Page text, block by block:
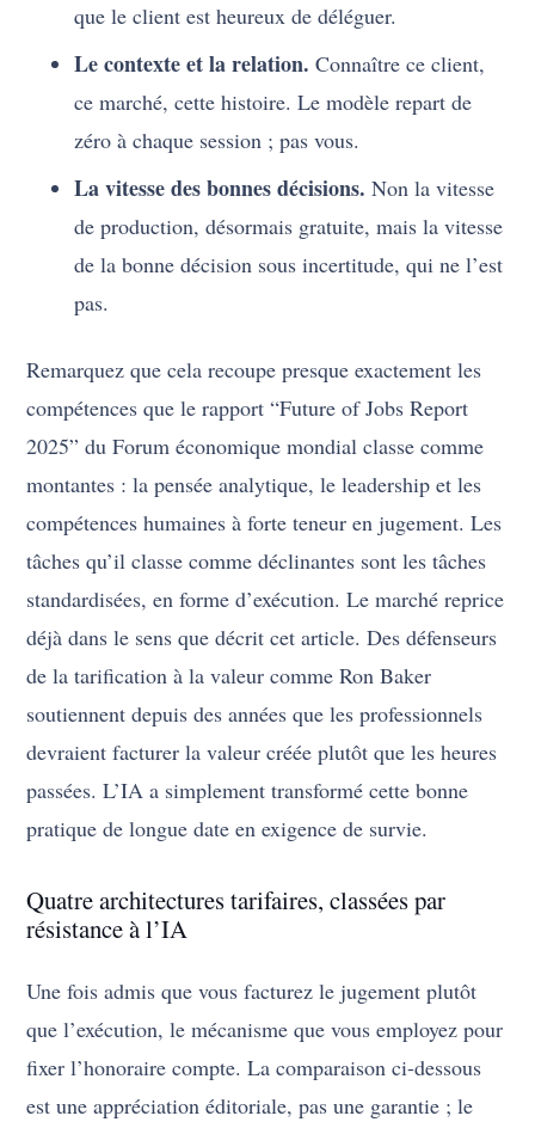
que le client est heureux de déléguer.
Le contexte et la relation. Connaître ce client,
ce marché, cette histoire. Le modèle repart de
zéro à chaque session ; pas vous.
La vitesse des bonnes décisions. Non la vitesse
de production, désormais gratuite, mais la vitesse
de la bonne décision sous incertitude, qui ne l’est
pas.
Remarquez que cela recoupe presque exactement les
compétences que le rapport “Future of Jobs Report
2025” du Forum économique mondial classe comme
montantes : la pensée analytique, le leadership et les
compétences humaines à forte teneur en jugement. Les
tâches qu’il classe comme déclinantes sont les tâches
standardisées, en forme d’exécution. Le marché reprice
déjà dans le sens que décrit cet article. Des défenseurs
de la tarification à la valeur comme Ron Baker
soutiennent depuis des années que les professionnels
devraient facturer la valeur créée plutôt que les heures
passées. L’IA a simplement transformé cette bonne
pratique de longue date en exigence de survie.
Quatre architectures tarifaires, classées par
résistance à l’IA
Une fois admis que vous facturez le jugement plutôt
que l’exécution, le mécanisme que vous employez pour
fixer l’honoraire compte. La comparaison ci-dessous
est une appréciation éditoriale, pas une garantie ; le